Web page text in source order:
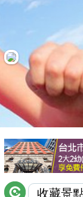
最新留言
商家合作
推薦景點
討論區